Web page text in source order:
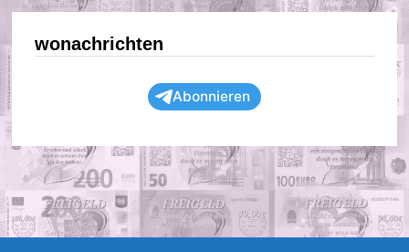
wonachrichten
Abonnieren